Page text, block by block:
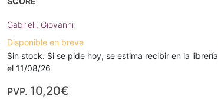
Gabrieli, Giovanni
Disponible en breve
Sin stock. Si se pide hoy, se estima recibir en la librería
el 11/08/26
PVP. 10,20€